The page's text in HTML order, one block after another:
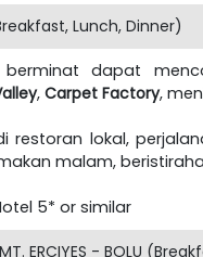
Lunch, Dinner)
dapat
, Carpet Factory,
restoran lokal,
malam,
5* or similar
ERCIYES - BOLU